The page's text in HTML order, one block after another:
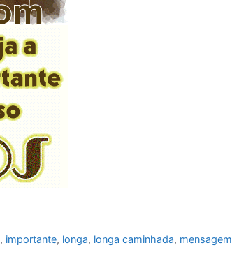
, importante, longa, longa caminhada, mensagem